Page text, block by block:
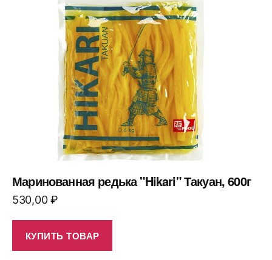
Маринованная редька "Hikari" Такуан, 600г
530,00₽
КУПИТЬ ТОВАР